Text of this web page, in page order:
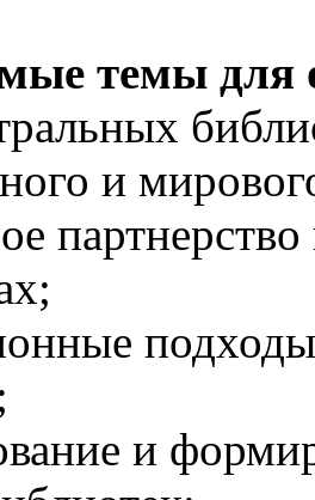
темы для
и
и